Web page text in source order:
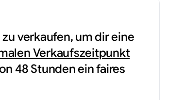
verkaufen, um dir eine
Verkaufszeitpunkt
48 Stunden ein faires